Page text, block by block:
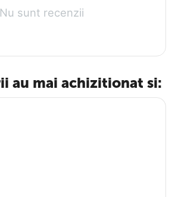
Nu sunt recenzii
au mai achizitionat si: